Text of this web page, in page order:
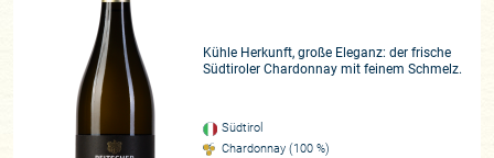
Kühle Herkunft, große Eleganz: der frische
Südtiroler Chardonnay mit feinem Schmelz.
Südtirol
Chardonnay (100 %)